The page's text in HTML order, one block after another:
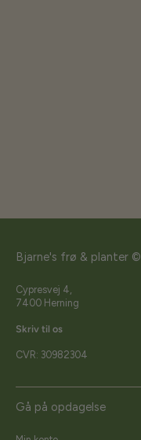
Bjarne's frø & planter ©
Cypresvej 4,
7400 Herning
Skriv til os
CVR: 30982304
Gå på opdagelse